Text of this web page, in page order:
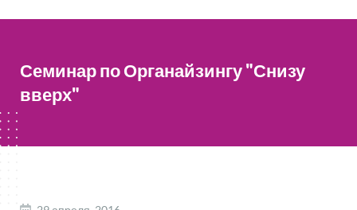
Семинар по Органайзингу "Снизу
вверх"